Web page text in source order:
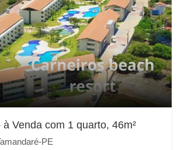
Venda com 1 quarto, 46m²
PE